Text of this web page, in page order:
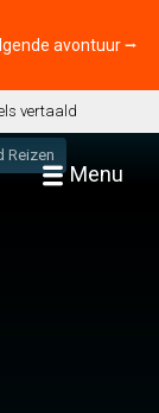
avontuur ⭢
vertaald
Menu
Reizen